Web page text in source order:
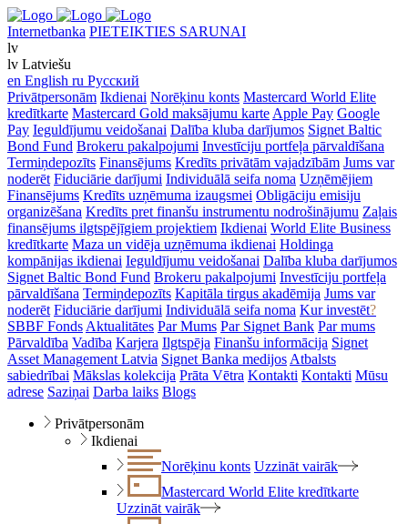
Internetbanka PIETEIKTIES SARUNAI
lv
lv Latviešu
en English ru Русский
Privātpersonām Ikdienai Norēķinu konts Mastercard World Elite
kredītkarte Mastercard Gold maksājumu karte Apple Pay Google
Pay Ieguldījumu veidošanai Dalība kluba darījumos Signet Baltic
Bond Fund Brokeru pakalpojumi Investīciju portfeļa pārvaldīšana
Termiņdepozīts Finansējums Kredīts privātām vajadzībām Jums var
noderēt Fiduciārie darījumi Individuālā seifa noma Uzņēmējiem
Finansējums Kredīts uzņēmuma izaugsmei Obligāciju emisiju
organizēšana Kredīts pret finanšu instrumentu nodrošinājumu Zaļais
finansējums ilgtspējīgiem projektiem Ikdienai World Elite Business
kredītkarte Maza un vidēja uzņēmuma ikdienai Holdinga
kompānijas ikdienai Ieguldījumu veidošanai Dalība kluba darījumos
Signet Baltic Bond Fund Brokeru pakalpojumi Investīciju portfeļa
pārvaldīšana Termiņdepozīts Kapitāla tirgus akadēmija Jums var
noderēt Fiduciārie darījumi Individuālā seifa noma Kur investēt?
SBBF Fonds Aktualitātes Par Mums Par Signet Bank Par mums
Pārvaldība Vadība Karjera Ilgtspēja Finanšu informācija Signet
Asset Management Latvia Signet Banka medijos Atbalsts
sabiedrībai Mākslas kolekcija Prāta Vētra Kontakti Kontakti Mūsu
adrese Saziņai Darba laiks Blogs
Privātpersonām
Ikdienai
Norēķinu konts Uzzināt vairāk
Mastercard World Elite kredītkarte
Uzzināt vairāk